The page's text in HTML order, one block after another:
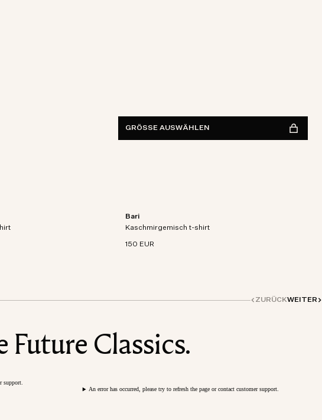
GRÖSSE AUSWÄHLEN
Baumwoll-Kaschmir-
Bari
Kaschmirgemisch t-shirt
150 EUR
Kurzarm-T-Shirt aus Bio-Baumwoll-Kaschmir-
Mischstrick.
ZURÜCKWEITER
Classics.
support.
An error has occurred, please try to refresh the page or contact customer support.